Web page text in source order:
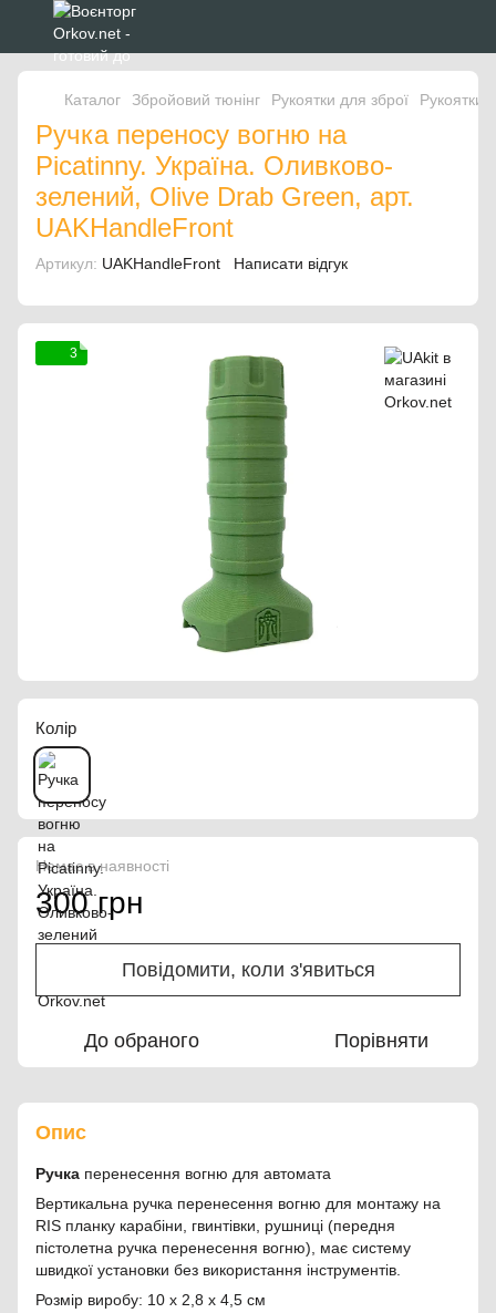
Каталог Збройовий тюнінг Рукоятки для зброї Рукоятки
Ручка переносу вогню на
Picatinny. Україна. Оливково-
зелений, Olive Drab Green, арт.
UAKHandleFront
Артикул: UAKHandleFront Написати відгук
3
Колір
Немає в наявності
300 грн
Повідомити, коли з'явиться
До обраного Порівняти
Опис
Ручка перенесення вогню для автомата
​​Вертикальна ручка перенесення вогню для монтажу на
RIS планку карабіни, гвинтівки, рушниці (передня
пістолетна ручка перенесення вогню), має систему
швидкої установки без використання інструментів.
Розмір виробу: 10 х 2,8 х 4,5 см